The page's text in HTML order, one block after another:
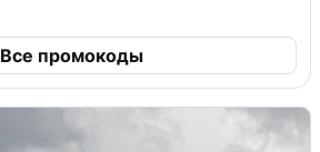
Все промокоды